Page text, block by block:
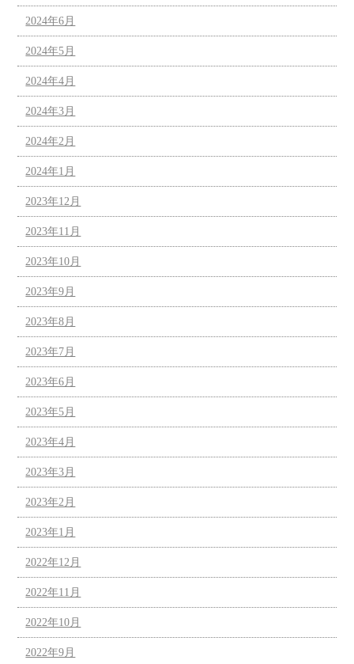
2024年6月
2024年5月
2024年4月
2024年3月
2024年2月
2024年1月
2023年12月
2023年11月
2023年10月
2023年9月
2023年8月
2023年7月
2023年6月
2023年5月
2023年4月
2023年3月
2023年2月
2023年1月
2022年12月
2022年11月
2022年10月
2022年9月